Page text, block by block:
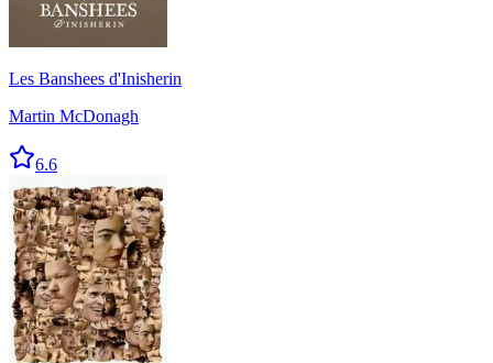
Les Banshees d'Inisherin
Martin McDonagh
6.6